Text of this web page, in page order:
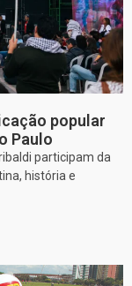
popular
Paulo
participam da
história e